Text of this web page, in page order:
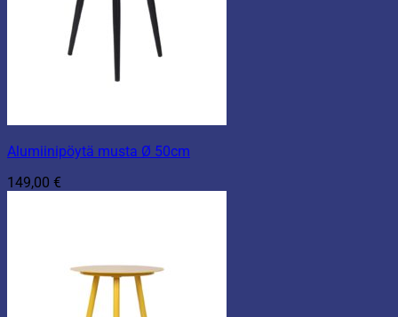
Alumiinipöytä musta Ø 50cm
149,00 €